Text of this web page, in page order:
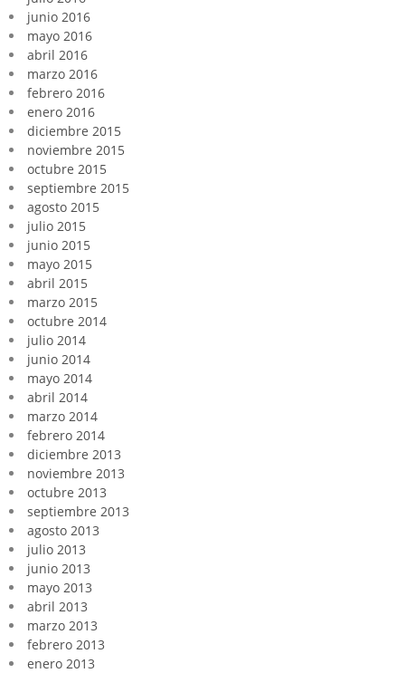
junio 2016
mayo 2016
abril 2016
marzo 2016
febrero 2016
enero 2016
diciembre 2015
noviembre 2015
octubre 2015
septiembre 2015
agosto 2015
julio 2015
junio 2015
mayo 2015
abril 2015
marzo 2015
octubre 2014
julio 2014
junio 2014
mayo 2014
abril 2014
marzo 2014
febrero 2014
diciembre 2013
noviembre 2013
octubre 2013
septiembre 2013
agosto 2013
julio 2013
junio 2013
mayo 2013
abril 2013
marzo 2013
febrero 2013
enero 2013